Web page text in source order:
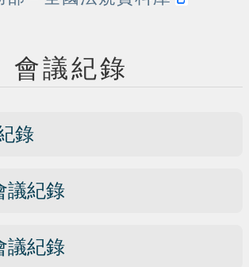
會議紀錄
錄
議紀錄
議紀錄